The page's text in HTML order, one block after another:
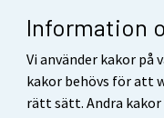
Information
Vi använder kakor på
kakor behövs för att
rätt sätt. Andra
Respons
Användarvillkor
Dataskydd